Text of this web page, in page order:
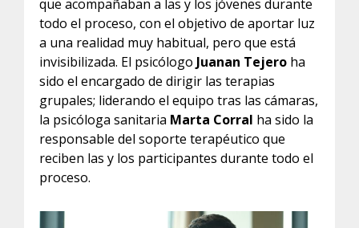
que acompañaban a las y los jóvenes durante
todo el proceso, con el objetivo de aportar luz
a una realidad muy habitual, pero que está
invisibilizada. El psicólogo Juanan Tejero ha
sido el encargado de dirigir las terapias
grupales; liderando el equipo tras las cámaras,
la psicóloga sanitaria Marta Corral ha sido la
responsable del soporte terapéutico que
reciben las y los participantes durante todo el
proceso.